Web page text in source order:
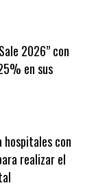
2026” con
en sus
hospitales con
realizar el